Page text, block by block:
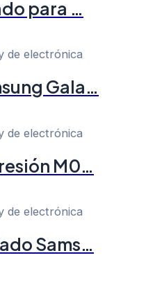
para …
de electrónica
Gala…
de electrónica
M0…
de electrónica
Sams…